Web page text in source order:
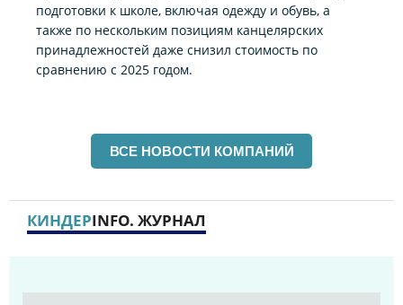
подготовки к школе, включая одежду и обувь, а
также по нескольким позициям канцелярских
принадлежностей даже снизил стоимость по
сравнению с 2025 годом.
ВСЕ НОВОСТИ КОМПАНИЙ
КИНДЕРINFO. ЖУРНАЛ